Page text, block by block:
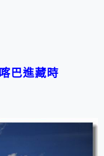
巴進藏時